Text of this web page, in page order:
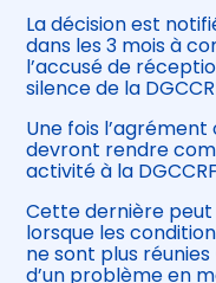
La décision est
dans les 3 mois à
l’accusé de
silence de la
Une fois
devront rendre
activité à la
Cette dernière peut
lorsque les
ne sont plus
d’un problème en